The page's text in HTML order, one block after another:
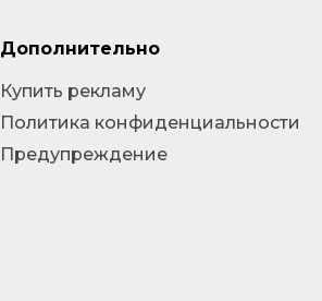
Дополнительно
Купить рекламу
Политика конфиденциальности
Предупреждение